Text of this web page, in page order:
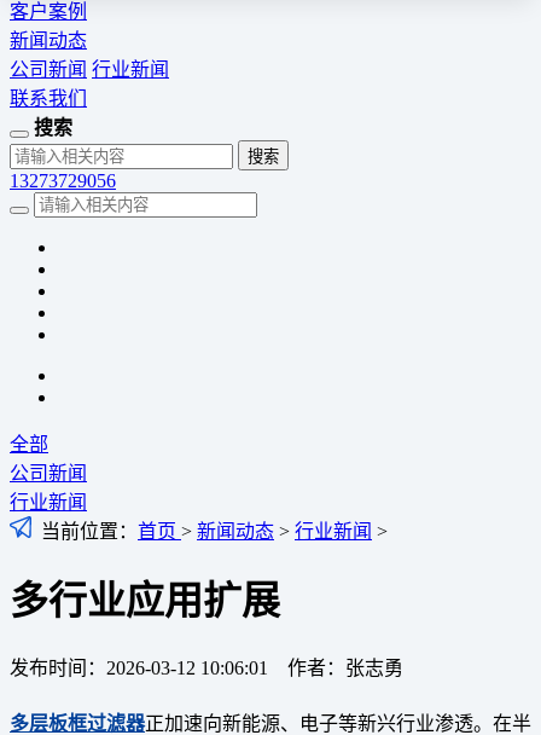
客户案例
新闻动态
公司新闻 行业新闻
联系我们
搜索
13273729056
全部
公司新闻
行业新闻
当前位置： 首页 > 新闻动态 > 行业新闻 >
多行业应用扩展
发布时间：2026-03-12 10:06:01 作者：张志勇
多层板框过滤器正加速向新能源、电子等新兴行业渗透。在半